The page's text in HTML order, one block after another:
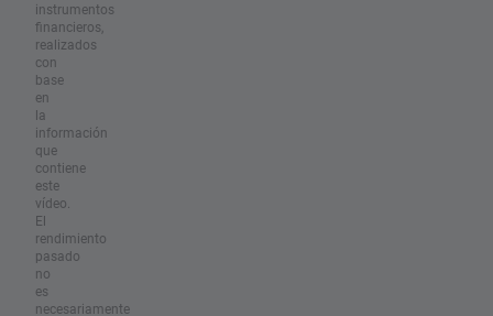
instrumentos
financieros,
realizados
con
base
en
la
información
que
contiene
este
vídeo.
El
rendimiento
pasado
no
es
necesariamente